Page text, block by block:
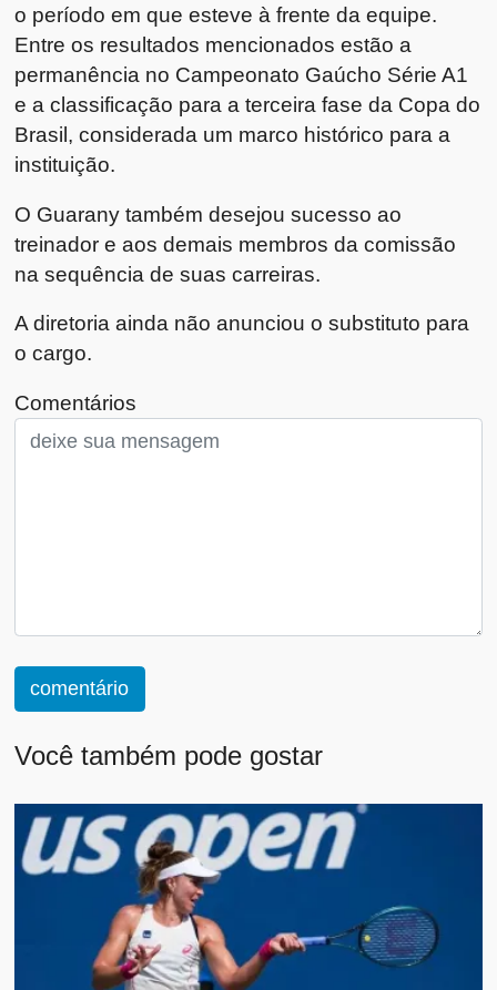
o período em que esteve à frente da equipe.
Entre os resultados mencionados estão a
permanência no Campeonato Gaúcho Série A1
e a classificação para a terceira fase da Copa do
Brasil, considerada um marco histórico para a
instituição.
O Guarany também desejou sucesso ao
treinador e aos demais membros da comissão
na sequência de suas carreiras.
A diretoria ainda não anunciou o substituto para
o cargo.
Comentários
comentário
Você também pode gostar